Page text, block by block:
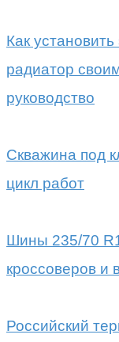
Как
радиатор
руководство
Скважина под
цикл работ
Шины 235/70
кроссоверов и
Российский